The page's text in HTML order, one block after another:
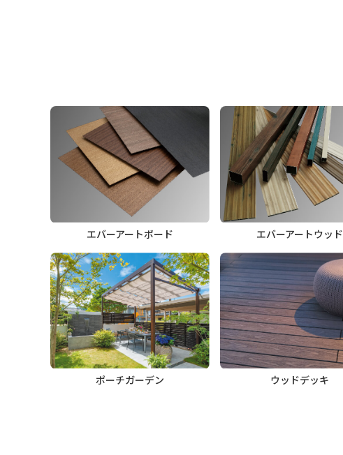
エバーアートボード エバーアートウッド
ポーチガーデン ウッドデッキ